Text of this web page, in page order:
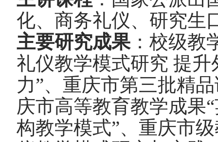
化、商务礼仪、研究生
主要研究成果：校级教
礼仪教学模式研究 提
力”、重庆市第三批精
庆市高等教育教学成果
构教学模式”、重庆市